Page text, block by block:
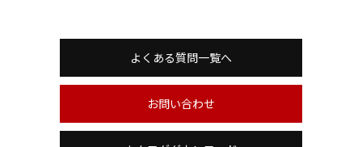
よくある質問一覧へ
お問い合わせ